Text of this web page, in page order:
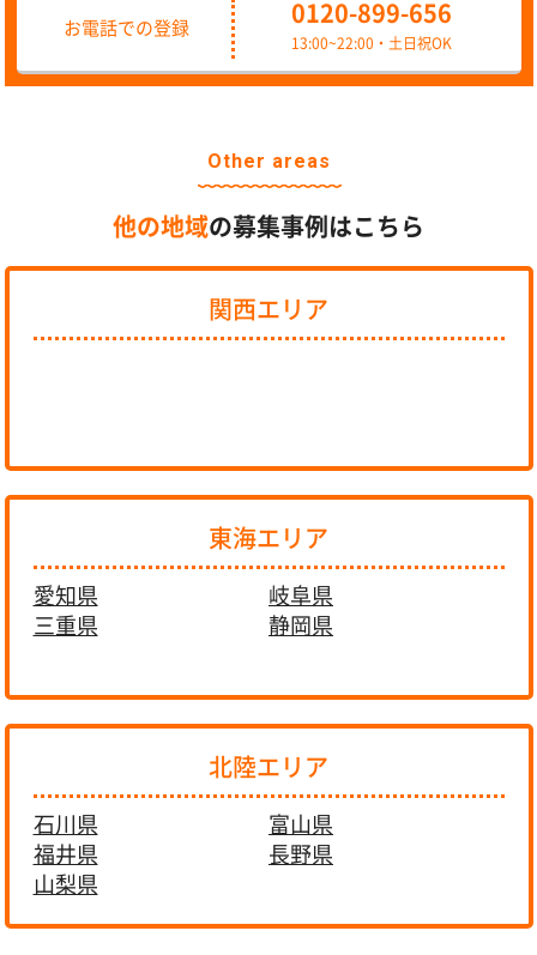
お電話での登録
0120-899-656
13:00~22:00・土日祝OK
Other areas
他の地域の募集事例はこちら
関西エリア
東海エリア
愛知県
岐阜県
三重県
静岡県
北陸エリア
石川県
富山県
福井県
長野県
山梨県